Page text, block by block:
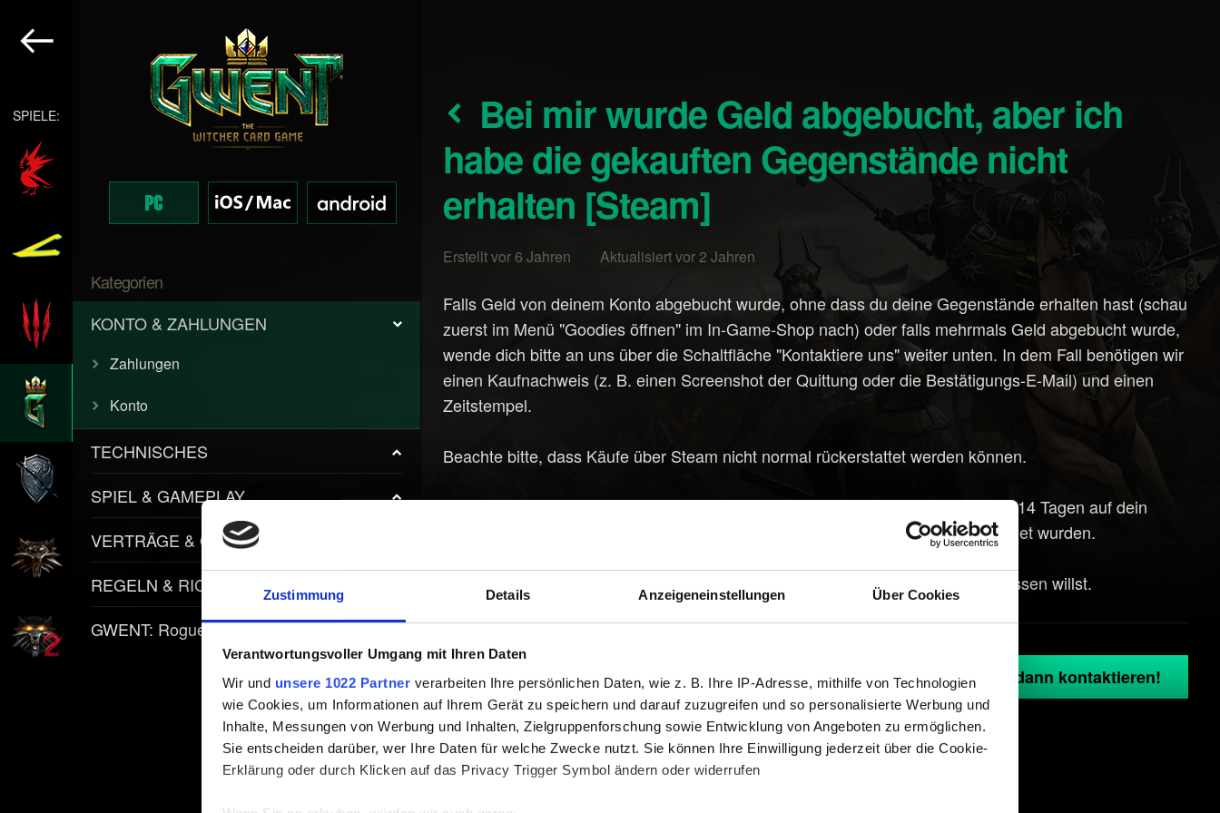
Zustimmung Details Anzeigeneinstellungen Über Cookies
Verantwortungsvoller Umgang mit Ihren Daten
Wir und unsere 1022 Partner verarbeiten Ihre persönlichen Daten, wie z. B. Ihre IP-Adresse, mithilfe von Technologien
wie Cookies, um Informationen auf Ihrem Gerät zu speichern und darauf zuzugreifen und so personalisierte Werbung und
Inhalte, Messungen von Werbung und Inhalten, Zielgruppenforschung sowie Entwicklung von Angeboten zu ermöglichen.
Sie entscheiden darüber, wer Ihre Daten für welche Zwecke nutzt. Sie können Ihre Einwilligung jederzeit über die Cookie-
Erklärung oder durch Klicken auf das Privacy Trigger Symbol ändern oder widerrufen
SPIELE:
Kategorien
KONTO & ZAHLUNGEN
Zahlungen
Konto
TECHNISCHES
SPIEL & GAMEPLAY
VERTRÄGE & GEGENSTÄNDE
REGELN & RICHTLINIEN
GWENT: Rogue Mage
Bei mir wurde Geld abgebucht, aber ich
habe die gekauften Gegenstände nicht
erhalten [Steam]
Erstellt vor 6 Jahren Aktualisiert vor 2 Jahren
Falls Geld von deinem Konto abgebucht wurde, ohne dass du deine Gegenstände erhalten hast (schau
zuerst im Menü "Goodies öffnen" im In-Game-Shop nach) oder falls mehrmals Geld abgebucht wurde,
wende dich bitte an uns über die Schaltfläche "Kontaktiere uns" weiter unten. In dem Fall benötigen wir
einen Kaufnachweis (z. B. einen Screenshot der Quittung oder die Bestätigungs-E-Mail) und einen
Zeitstempel.
Beachte bitte, dass Käufe über Steam nicht normal rückerstattet werden können.
Du kannst eine Rückerstattung von gekauften Inhalten allerdings innerhalb von 14 Tagen auf dein
Steam-Guthaben erhalten, wenn sie auf Steam gekauft und noch nicht verwendet wurden.
, wenn du mehr darüber wissen willst.
Hilfe benötigt? Bitte über GOG.com einloggen und uns dann kontaktieren!